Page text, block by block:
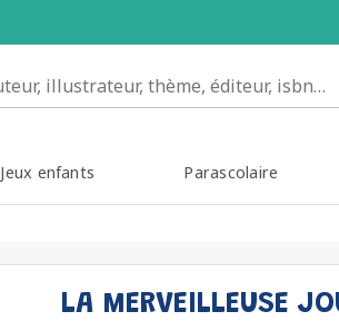
Jeux enfants Parascolaire
LA MERVEILLEUSE